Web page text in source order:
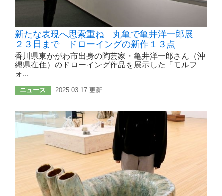
新たな表現へ思索重ね 丸亀で亀井洋一郎展
２３日まで ドローイングの新作１３点
香川県東かがわ市出身の陶芸家・亀井洋一郎さん（沖
縄県在住）のドローイング作品を展示した「モルフ
ォ...
ニュース 2025.03.17 更新